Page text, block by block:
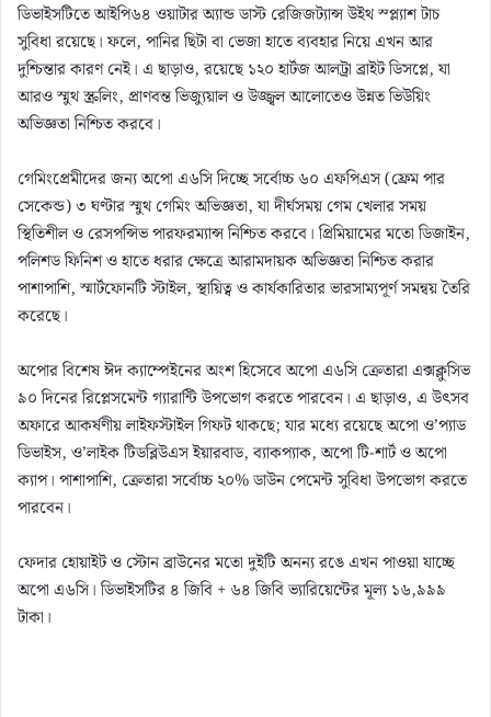
ডিভাইসটিতে আইপি৬৪ ওয়াটার অ্যান্ড ডাস্ট রেজিজট্যান্স উইথ স্প্ল্যাশ টাচ
সুবিধা রয়েছে। ফলে, পানির ছিটা বা ভেজা হাতে ব্যবহার নিয়ে এখন আর
দুশ্চিন্তার কারণ নেই। এ ছাড়াও, রয়েছে ১২০ হার্টজ আলট্রা ব্রাইট ডিসপ্লে, যা
আরও স্মুথ স্ক্রলিং, প্রাণবন্ত ভিজ্যুয়াল ও উজ্জ্বল আলোতেও উন্নত ভিউয়িং
অভিজ্ঞতা নিশ্চিত করবে।
গেমিংপ্রেমীদের জন্য অপো এ৬সি দিচ্ছে সর্বোচ্চ ৬০ এফপিএস (ফ্রেম পার
সেকেন্ড) ৩ ঘণ্টার স্মুথ গেমিং অভিজ্ঞতা, যা দীর্ঘসময় গেম খেলার সময়
স্থিতিশীল ও রেসপন্সিভ পারফরম্যান্স নিশ্চিত করবে। প্রিমিয়ামের মতো ডিজাইন,
পলিশড ফিনিশ ও হাতে ধরার ক্ষেত্রে আরামদায়ক অভিজ্ঞতা নিশ্চিত করার
পাশাপাশি, স্মার্টফোনটি স্টাইল, স্থায়িত্ব ও কার্যকারিতার ভারসাম্যপূর্ণ সমন্বয় তৈরি
করেছে।
অপোর বিশেষ ঈদ ক্যাম্পেইনের অংশ হিসেবে অপো এ৬সি ক্রেতারা এক্সক্লুসিভ
৯০ দিনের রিপ্লেসমেন্ট গ্যারান্টি উপভোগ করতে পারবেন। এ ছাড়াও, এ উৎসব
অফারে আকর্ষণীয় লাইফস্টাইল গিফট থাকছে; যার মধ্যে রয়েছে অপো ও’প্যাড
ডিভাইস, ও’লাইক টিডব্লিউএস ইয়ারবাড, ব্যাকপ্যাক, অপো টি-শার্ট ও অপো
ক্যাপ। পাশাপাশি, ক্রেতারা সর্বোচ্চ ২০% ডাউন পেমেন্ট সুবিধা উপভোগ করতে
পারবেন।
ফেদার হোয়াইট ও স্টোন ব্রাউনের মতো দুইটি অনন্য রঙে এখন পাওয়া যাচ্ছে
অপো এ৬সি। ডিভাইসটির ৪ জিবি + ৬৪ জিবি ভ্যারিয়েন্টের মূল্য ১৬,৯৯৯
টাকা।